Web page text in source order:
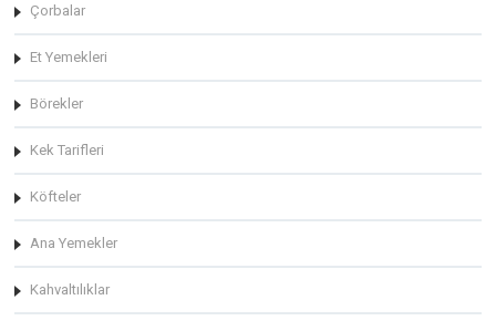
Çorbalar
Et Yemekleri
Börekler
Kek Tarifleri
Köfteler
Ana Yemekler
Kahvaltılıklar